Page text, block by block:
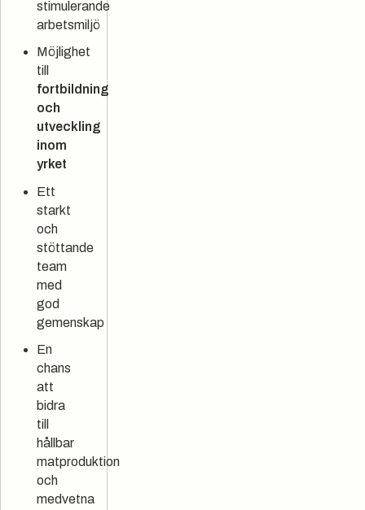
stimulerande
arbetsmiljö
Möjlighet
till
fortbildning
och
utveckling
inom
yrket
Ett
starkt
och
stöttande
team
med
god
gemenskap
En
chans
att
bidra
till
hållbar
matproduktion
och
medvetna